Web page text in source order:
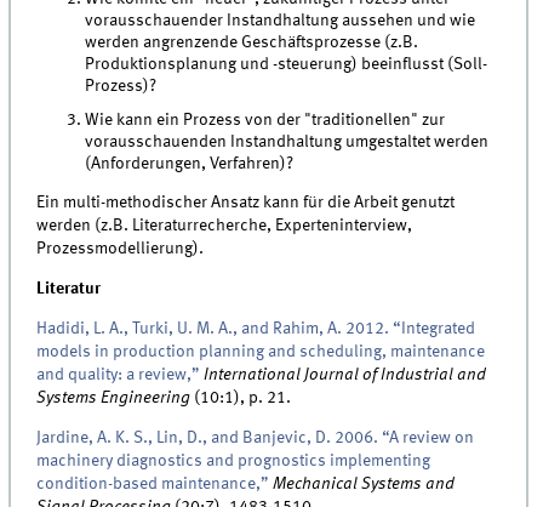
vorausschauender Instandhaltung aussehen und wie
werden angrenzende Geschäftsprozesse (z.B.
Produktionsplanung und -steuerung) beeinflusst (Soll-
Prozess)?
Wie kann ein Prozess von der "traditionellen" zur
vorausschauenden Instandhaltung umgestaltet werden
(Anforderungen, Verfahren)?
Ein multi-methodischer Ansatz kann für die Arbeit genutzt
werden (z.B. Literaturrecherche, Experteninterview,
Prozessmodellierung).
Literatur
Hadidi, L. A., Turki, U. M. A., and Rahim, A. 2012. “Integrated
models in production planning and scheduling, maintenance
and quality: a review,” International Journal of Industrial and
Systems Engineering (10:1), p. 21.
Jardine, A. K. S., Lin, D., and Banjevic, D. 2006. “A review on
machinery diagnostics and prognostics implementing
condition-based maintenance,” Mechanical Systems and